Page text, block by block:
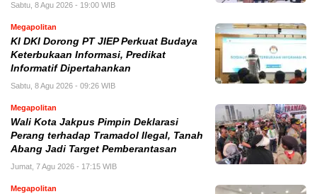
Sabtu, 8 Agu 2026 - 19:00 WIB
Megapolitan
KI DKI Dorong PT JIEP Perkuat Budaya
Keterbukaan Informasi, Predikat
Informatif Dipertahankan
Sabtu, 8 Agu 2026 - 09:26 WIB
Megapolitan
Wali Kota Jakpus Pimpin Deklarasi
Perang terhadap Tramadol Ilegal, Tanah
Abang Jadi Target Pemberantasan
Jumat, 7 Agu 2026 - 17:15 WIB
Megapolitan